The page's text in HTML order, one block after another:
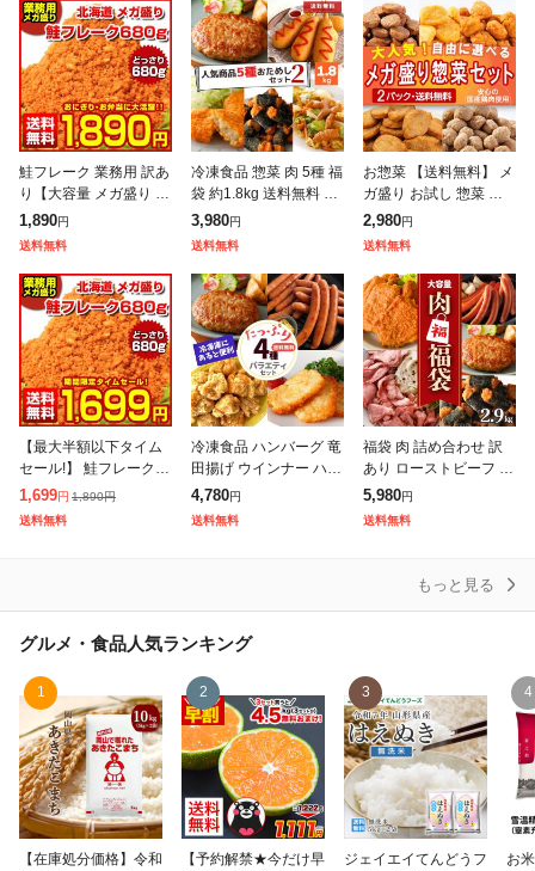
鮭フレーク 業務用 訳あ
り【大容量 メガ盛り 北
海道.鮭フレーク680
g.】【D08】 サケフレ
ケフレー
1,890円
送料無料
冷凍食品 惣菜 肉 5種 福
袋 約1.8kg 送料無料 ハ
ンバーグ のり巻きチキ
ン 唐揚げ 竜田揚げ ア
ケ
3,980円
送料無料
お惣菜 【送料無料】 メ
ガ盛り お試し 惣菜 選
べる 2Pセット まとめ
買い 大量 冷凍惣菜 業
冷凍唐
2,980円
送料無料
【最大半額以下タイム
セール!】 鮭フレーク
業務用 訳あり【大容量
メガ盛り 北海道.鮭フレ
1,699円 1,890円
送料無料
冷凍食品 ハンバーグ 竜
田揚げ ウインナー ハッ
シュポテト 4種 福袋 唐
揚げ 肉 詰め合わせ セ
4,780円
送料無料
福袋 肉 詰め合わせ 訳
あり ローストビーフ 切
落し フライドチキン ハ
ンバーグ ウインナー ソ
5,980円
送料無料
もっと見る
グルメ・食品人気ランキング
1
【在庫処分価格】令和
2
【予約解禁★今だけ早
3
ジェイエイてんどうフ
4
お